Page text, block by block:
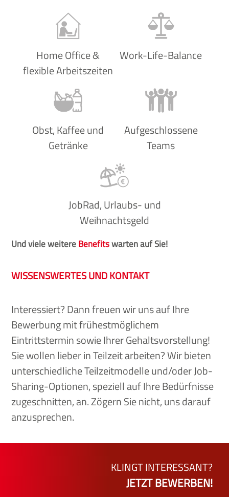
Home Office &
flexible Arbeitszeiten
Work-Life-Balance
Obst, Kaffee und
Getränke
Aufgeschlossene
Teams
JobRad, Urlaubs- und
Weihnachtsgeld
Und viele weitereBenefitswarten auf Sie!
WISSENSWERTES UND KONTAKT
Interessiert? Dann freuen wir uns auf Ihre
Bewerbung mit frühestmöglichem
Eintrittstermin sowie Ihrer Gehaltsvorstellung!
Sie wollen lieber in Teilzeit arbeiten? Wir bieten
unterschiedliche Teilzeitmodelle und/oder Job-
Sharing-Optionen, speziell auf Ihre Bedürfnisse
zugeschnitten, an. Zögern Sie nicht, uns darauf
anzusprechen.
KLINGT INTERESSANT?
JETZT BEWERBEN!